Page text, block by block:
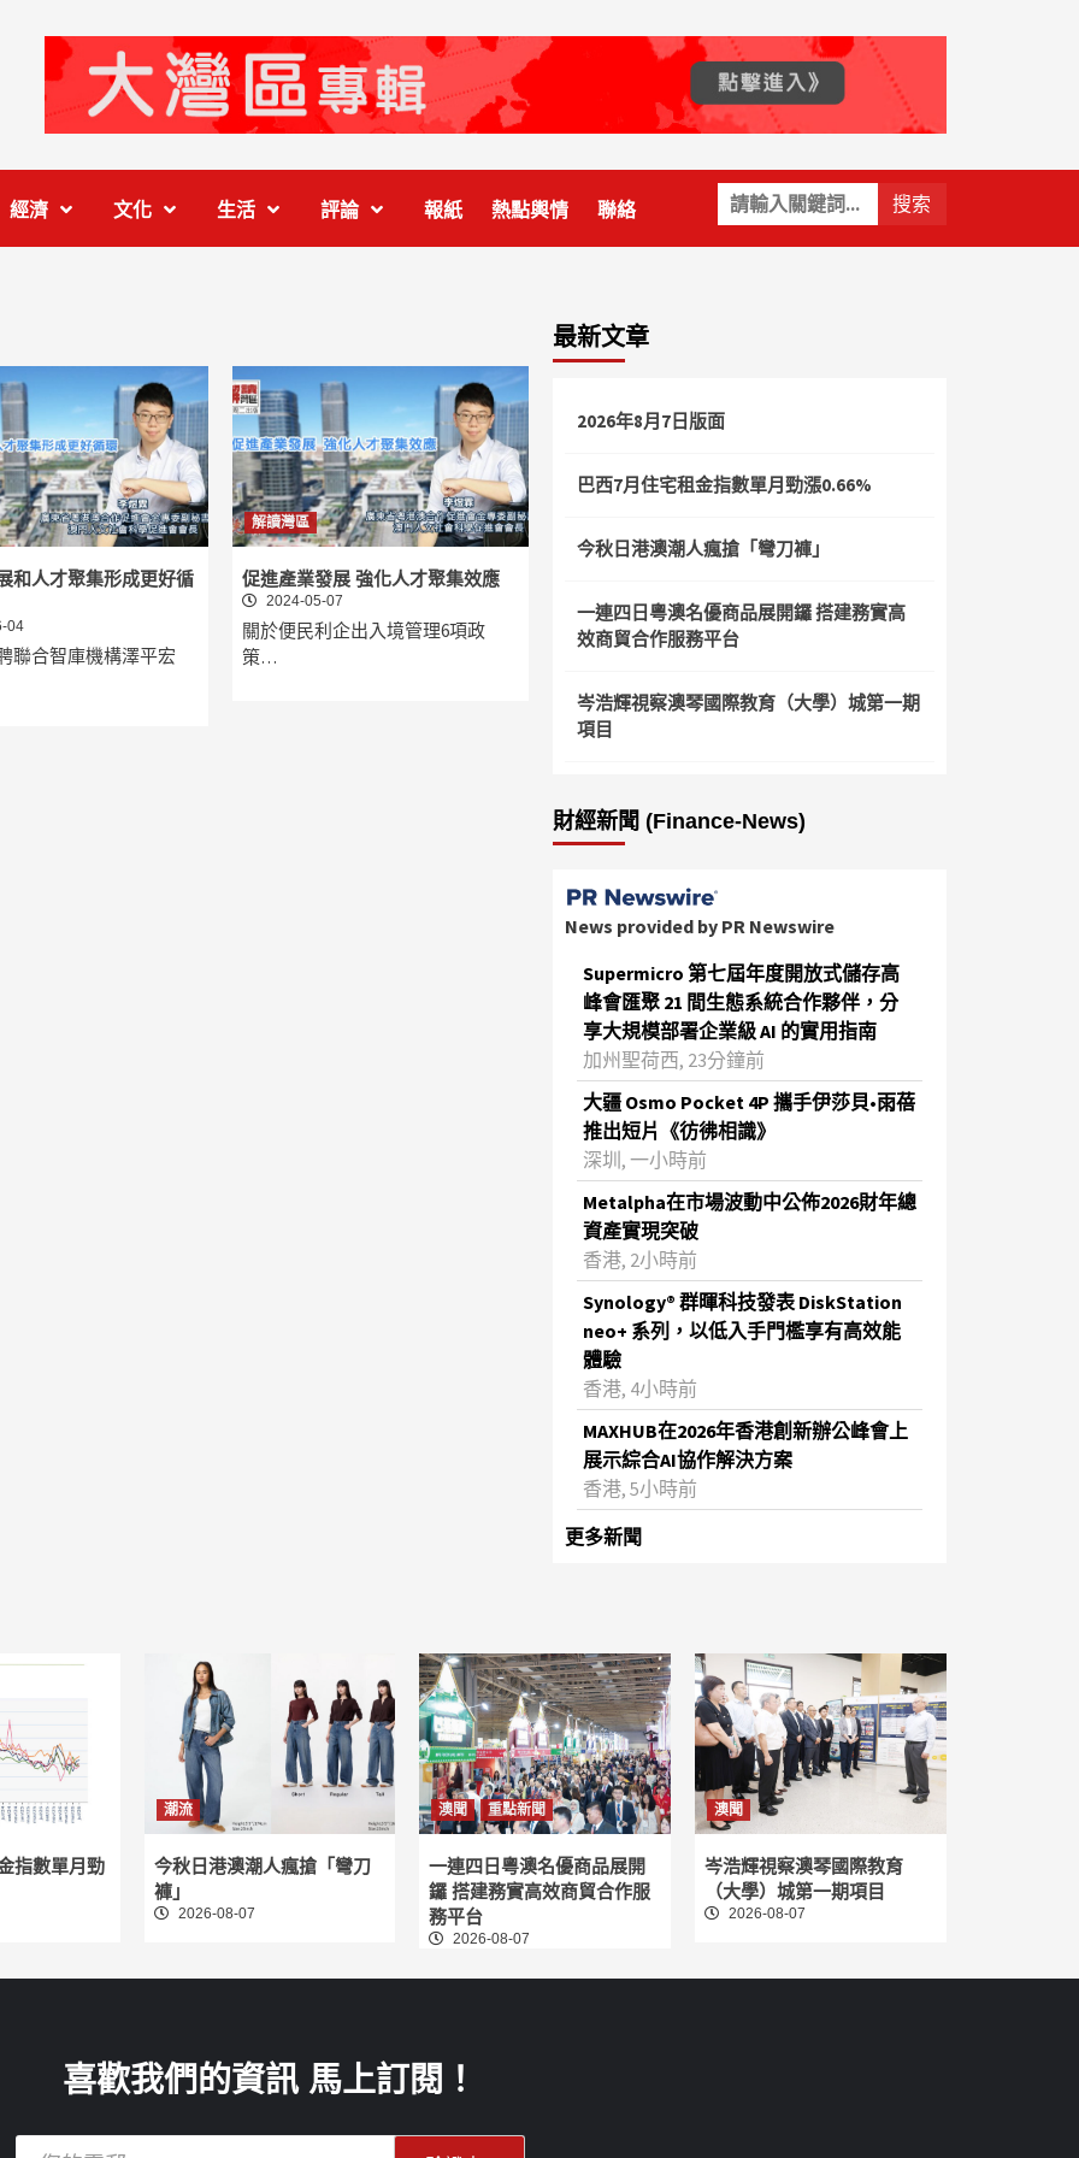
關
鍵
字:
經濟 文化 生活 評論 報紙 熱點輿情 聯絡
和人才聚集形成更好循
04
聯合智庫機構澤平宏
解讀灣區
促進產業發展 強化人才聚集效應
2024-05-07
關於便民利企出入境管理6項政
策…
最新文章
2026年8月7日版面
巴西7月住宅租金指數單月勁漲0.66%
今秋日港澳潮人瘋搶「彎刀褲」
一連四日粵澳名優商品展開鑼 搭建務實高
效商貿合作服務平台
岑浩輝視察澳琴國際教育（大學）城第一期
項目
財經新聞 (Finance-News)
News provided by PR Newswire
Supermicro 第七屆年度開放式儲存高
峰會匯聚 21 間生態系統合作夥伴，分
享大規模部署企業級 AI 的實用指南
加州聖荷西, 23分鐘前
大疆 Osmo Pocket 4P 攜手伊莎貝•雨蓓
推出短片《彷彿相識》
深圳, 一小時前
Metalpha在市場波動中公佈2026財年總
資產實現突破
‌香港, 2小時前
Synology® 群暉科技發表 DiskStation
neo+ 系列，以低入手門檻享有高效能
體驗
香港, 4小時前
MAXHUB在2026年香港創新辦公峰會上
展示綜合AI協作解決方案
香港, 5小時前
更多新聞
指數單月勁
潮流
今秋日港澳潮人瘋搶「彎刀
褲」
2026-08-07
澳聞 重點新聞
一連四日粵澳名優商品展開
鑼 搭建務實高效商貿合作服
務平台
2026-08-07
澳聞
岑浩輝視察澳琴國際教育
（大學）城第一期項目
2026-08-07
喜歡我們的資訊 馬上訂閱！